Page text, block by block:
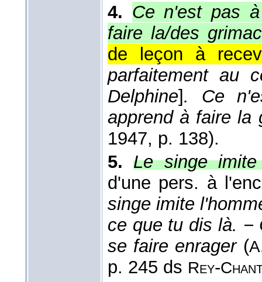
4. Ce n'est pas
faire la/des
de leçon à
parfaitement au
Delphine]. Ce
apprend à faire la
1947, p. 138).
5. Le singe imite
d'une pers. à
singe imite
ce que tu dis là. −
se faire enrager(
p. 245 ds Rey-